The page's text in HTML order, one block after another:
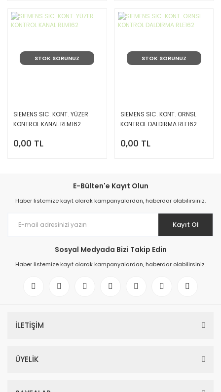
STOK SORUNUZ
SIEMENS SIC. KONT. YÜZER
KONTROL KANAL RLM162
0,00 TL
STOK SORUNUZ
SIEMENS SIC. KONT. ORNSL
KONTROL DALDIRMA RLE162
0,00 TL
E-Bülten'e Kayıt Olun
Haber listemize kayıt olarak kampanyalardan, haberdar olabilirsiniz.
Kayıt Ol
Sosyal Medyada Bizi Takip Edin
Haber listemize kayıt olarak kampanyalardan, haberdar olabilirsiniz.
İLETİŞİM
ÜYELİK